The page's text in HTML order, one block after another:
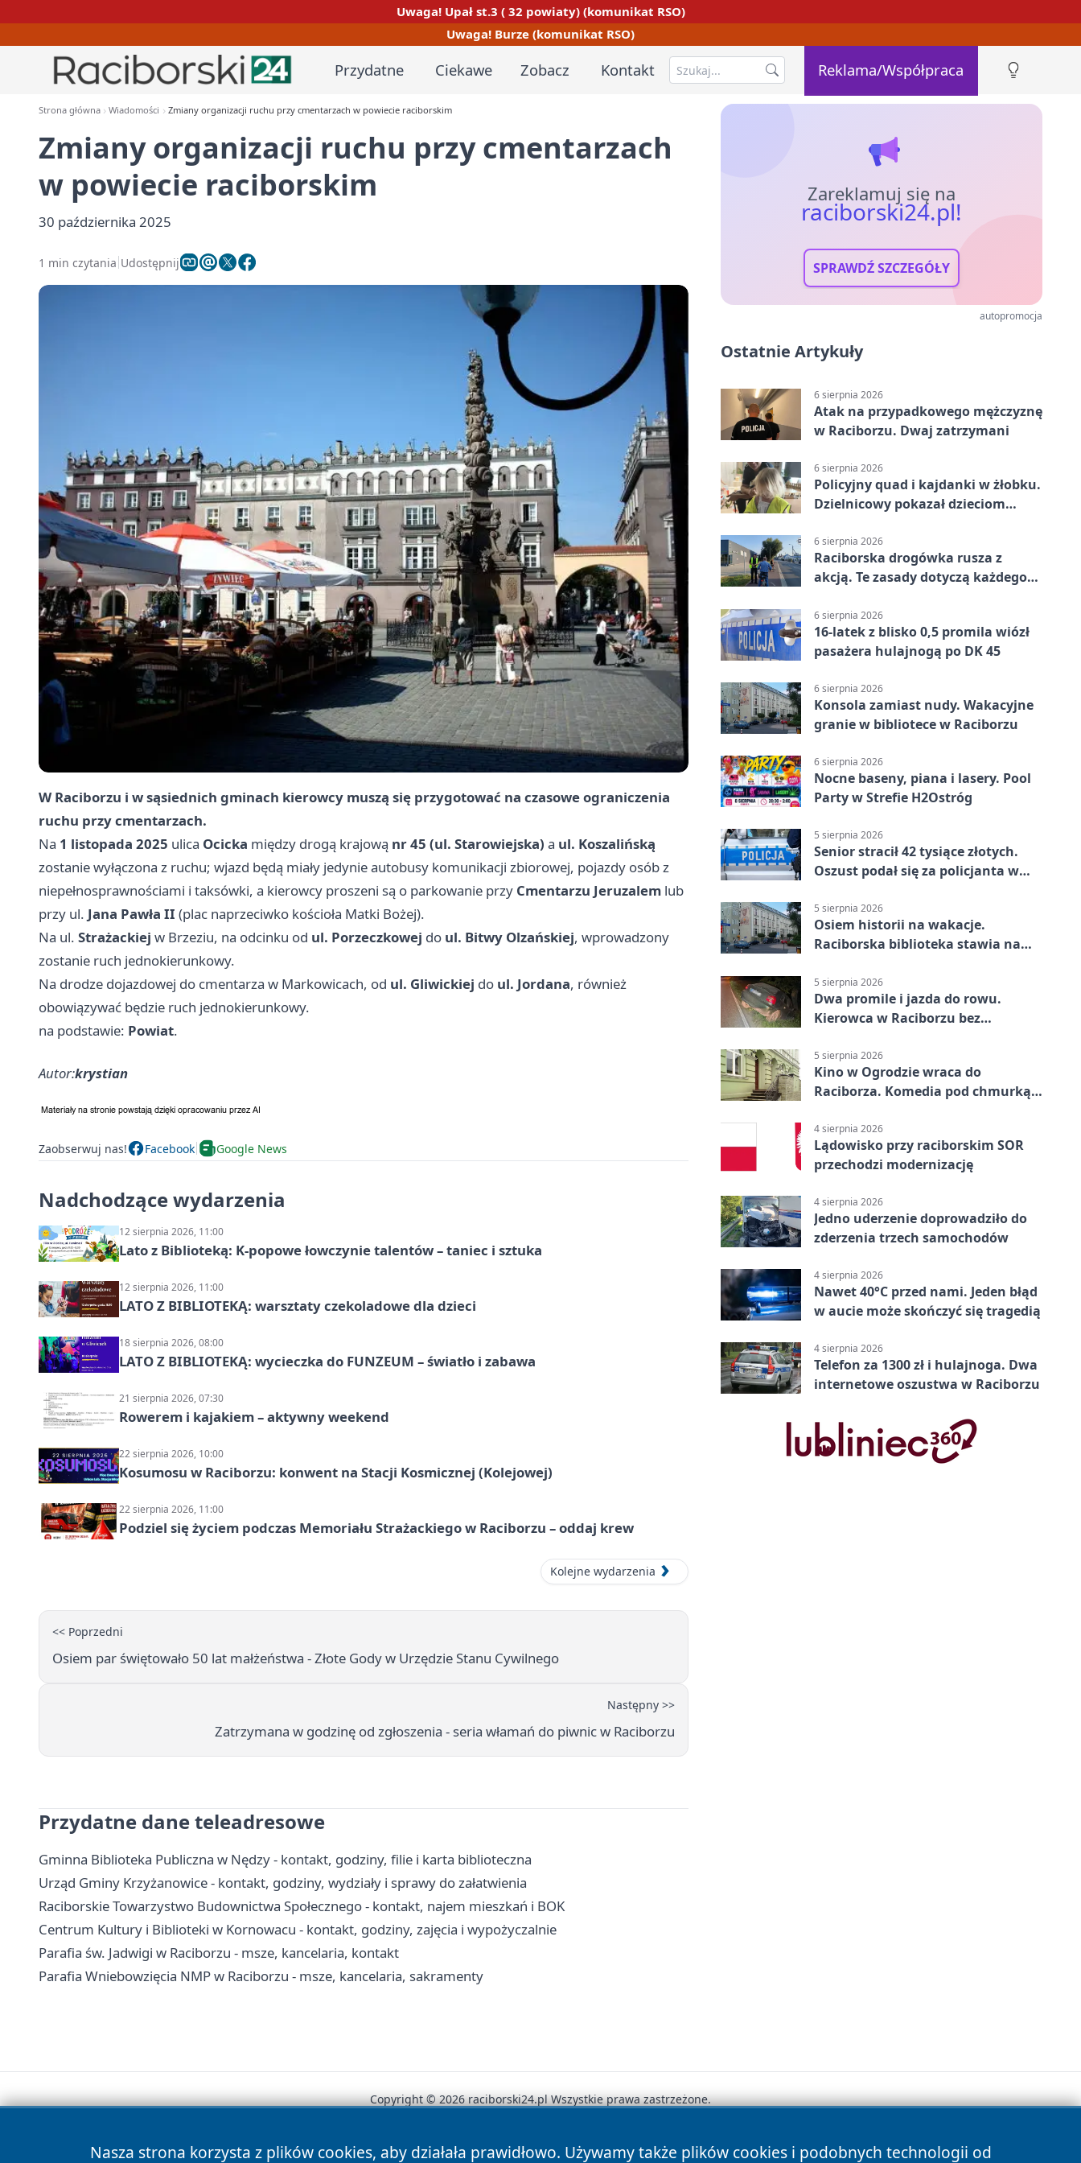
Uwaga! Upał st.3 ( 32 powiaty) (komunikat RSO)
Uwaga! Burze (komunikat RSO)
Przydatne Ciekawe Zobacz Kontakt Reklama/Współpraca
Strona główna Wiadomości Zmiany organizacji ruchu przy cmentarzach w powiecie raciborskim
Zmiany organizacji ruchu przy cmentarzach
w powiecie raciborskim
30 października 2025
1 min czytania Udostępnij
W Raciborzu i w sąsiednich gminach kierowcy muszą się przygotować na czasowe ograniczenia
ruchu przy cmentarzach.
Na 1 listopada 2025 ulica Ocicka między drogą krajową nr 45 (ul. Starowiejska) a ul. Koszalińską
zostanie wyłączona z ruchu; wjazd będą miały jedynie autobusy komunikacji zbiorowej, pojazdy osób z
niepełnosprawnościami i taksówki, a kierowcy proszeni są o parkowanie przy Cmentarzu Jeruzalem lub
przy ul. Jana Pawła II (plac naprzeciwko kościoła Matki Bożej).
Na ul. Strażackiej w Brzeziu, na odcinku od ul. Porzeczkowej do ul. Bitwy Olzańskiej, wprowadzony
zostanie ruch jednokierunkowy.
Na drodze dojazdowej do cmentarza w Markowicach, od ul. Gliwickiej do ul. Jordana, również
obowiązywać będzie ruch jednokierunkowy.
na podstawie: Powiat.
Autor:krystian
Zaobserwuj nas! Facebook Google News
Nadchodzące wydarzenia
12 sierpnia 2026, 11:00
Lato z Biblioteką: K-popowe łowczynie talentów – taniec i sztuka
12 sierpnia 2026, 11:00
LATO Z BIBLIOTEKĄ: warsztaty czekoladowe dla dzieci
18 sierpnia 2026, 08:00
LATO Z BIBLIOTEKĄ: wycieczka do FUNZEUM – światło i zabawa
21 sierpnia 2026, 07:30
Rowerem i kajakiem – aktywny weekend
22 sierpnia 2026, 10:00
Kosumosu w Raciborzu: konwent na Stacji Kosmicznej (Kolejowej)
22 sierpnia 2026, 11:00
Podziel się życiem podczas Memoriału Strażackiego w Raciborzu – oddaj krew
Kolejne wydarzenia
<< Poprzedni
Osiem par świętowało 50 lat małżeństwa - Złote Gody w Urzędzie Stanu Cywilnego
Następny >>
Zatrzymana w godzinę od zgłoszenia - seria włamań do piwnic w Raciborzu
Przydatne dane teleadresowe
Gminna Biblioteka Publiczna w Nędzy - kontakt, godziny, filie i karta biblioteczna
Urząd Gminy Krzyżanowice - kontakt, godziny, wydziały i sprawy do załatwienia
Raciborskie Towarzystwo Budownictwa Społecznego - kontakt, najem mieszkań i BOK
Centrum Kultury i Biblioteki w Kornowacu - kontakt, godziny, zajęcia i wypożyczalnie
Parafia św. Jadwigi w Raciborzu - msze, kancelaria, kontakt
Parafia Wniebowzięcia NMP w Raciborzu - msze, kancelaria, sakramenty
Zareklamuj się na
raciborski24.pl!
SPRAWDŹ SZCZEGÓŁY
autopromocja
Ostatnie Artykuły
6 sierpnia 2026
Atak na przypadkowego mężczyznę
w Raciborzu. Dwaj zatrzymani
6 sierpnia 2026
Policyjny quad i kajdanki w żłobku.
Dzielnicowy pokazał dzieciom
6 sierpnia 2026
Raciborska drogówka rusza z
akcją. Te zasady dotyczą każdego
6 sierpnia 2026
16-latek z blisko 0,5 promila wiózł
pasażera hulajnogą po DK 45
6 sierpnia 2026
Konsola zamiast nudy. Wakacyjne
granie w bibliotece w Raciborzu
6 sierpnia 2026
Nocne baseny, piana i lasery. Pool
Party w Strefie H2Ostróg
5 sierpnia 2026
Senior stracił 42 tysiące złotych.
Oszust podał się za policjanta w
5 sierpnia 2026
Osiem historii na wakacje.
Raciborska biblioteka stawia na
5 sierpnia 2026
Dwa promile i jazda do rowu.
Kierowca w Raciborzu bez
5 sierpnia 2026
Kino w Ogrodzie wraca do
Raciborza. Komedia pod chmurką
4 sierpnia 2026
Lądowisko przy raciborskim SOR
przechodzi modernizację
4 sierpnia 2026
Jedno uderzenie doprowadziło do
zderzenia trzech samochodów
4 sierpnia 2026
Nawet 40°C przed nami. Jeden błąd
w aucie może skończyć się tragedią
4 sierpnia 2026
Telefon za 1300 zł i hulajnoga. Dwa
internetowe oszustwa w Raciborzu
Nasza strona korzysta z plików cookies, aby działała prawidłowo. Używamy także plików cookies i podobnych technologii od
Copyright © 2026 raciborski24.pl Wszystkie prawa zastrzeżone.
News Autorzy Polityka Prywatności Polityka Cookies